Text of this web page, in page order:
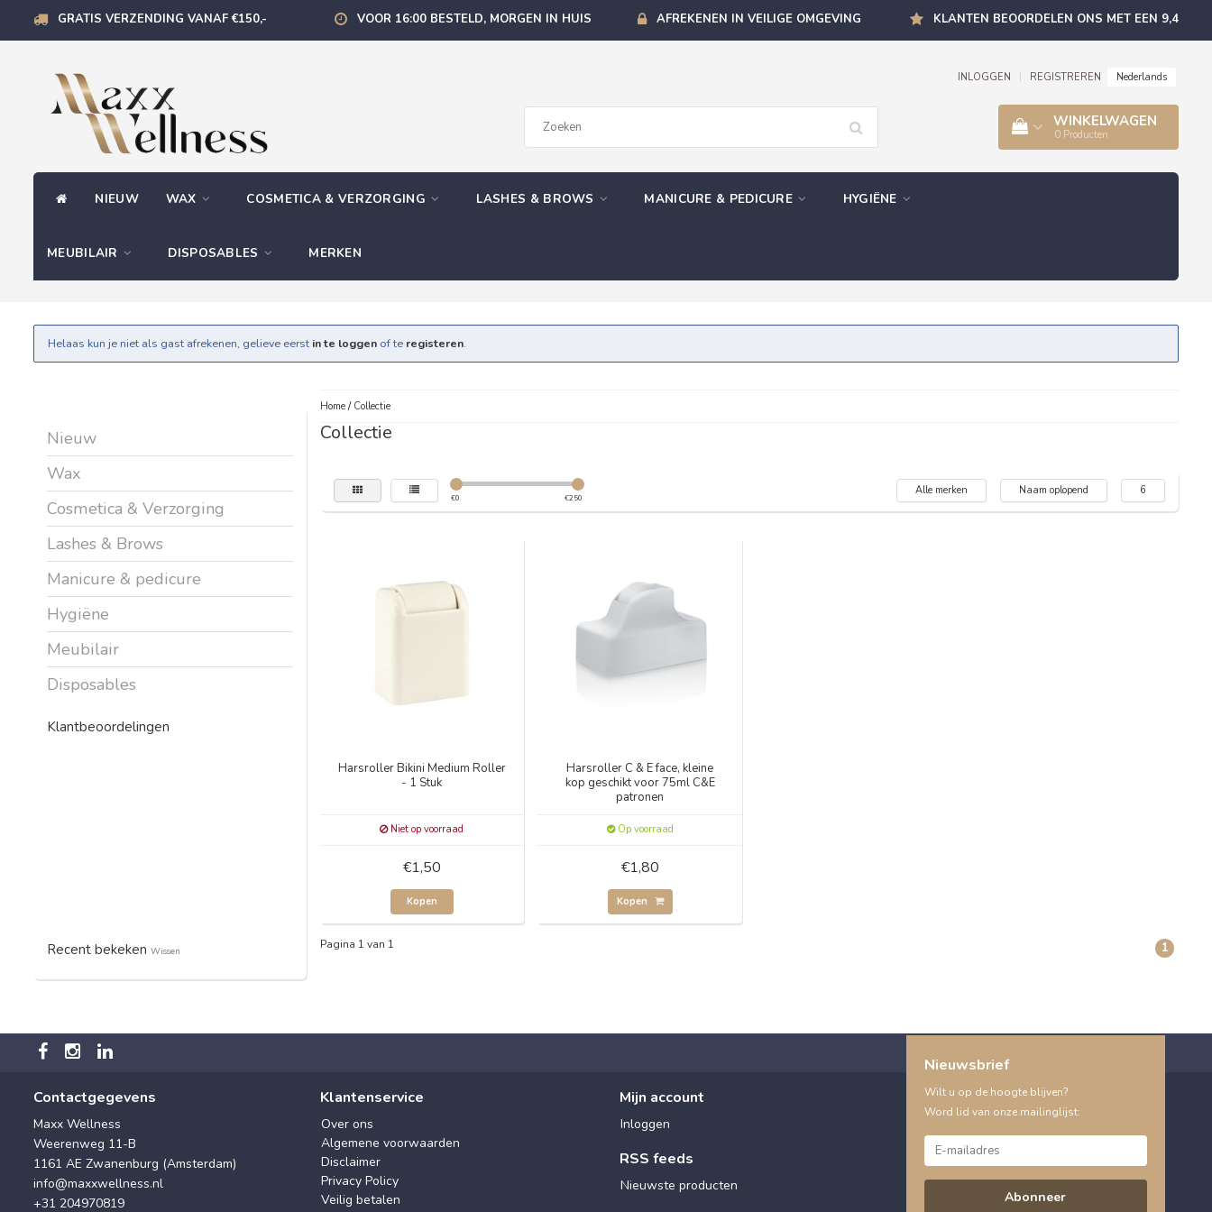
GRATIS VERZENDING VANAF €150,- VOOR 16:00 BESTELD, MORGEN IN HUIS AFREKENEN IN VEILIGE OMGEVING KLANTEN BEOORDELEN ONS MET EEN 9,4
INLOGGEN REGISTREREN Nederlands
WINKELWAGEN
0 Producten
NIEUW WAX COSMETICA & VERZORGING LASHES & BROWS MANICURE & PEDICURE HYGIËNE
MEUBILAIR DISPOSABLES MERKEN
Helaas kun je niet als gast afrekenen, gelieve eerst in te loggen of te registeren.
Nieuw
Wax
Cosmetica & Verzorging
Lashes & Brows
Manicure & pedicure
Hygiëne
Meubilair
Disposables
Klantbeoordelingen
Recent bekeken Wissen
Home/ Collectie
Collectie
€0 €250
Alle merken Naam oplopend 6
Harsroller Bikini Medium Roller
- 1 Stuk
Niet op voorraad
€1,50
Kopen
Harsroller C & E face, kleine
kop geschikt voor 75ml C&E
patronen
Op voorraad
€1,80
Kopen
Pagina 1 van 1 1
Contactgegevens
Maxx Wellness
Weerenweg 11-B
1161 AE Zwanenburg (Amsterdam)
info@maxxwellness.nl
+31 204970819
Klantenservice
Over ons
Algemene voorwaarden
Disclaimer
Privacy Policy
Veilig betalen
Mijn account
Inloggen
RSS feeds
Nieuwste producten
Nieuwsbrief
Wilt u op de hoogte blijven?
Word lid van onze mailinglijst:
Abonneer